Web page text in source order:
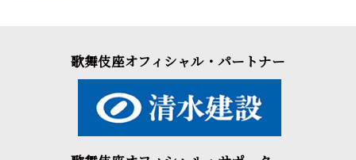
歌舞伎座オフィシャル・パートナー